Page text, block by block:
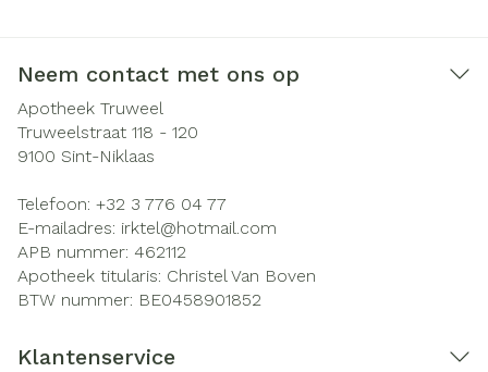
Neem contact met ons op
Apotheek Truweel
Truweelstraat 118 - 120
9100 Sint-Niklaas
Telefoon: +32 3 776 04 77
E-mailadres: irktel@hotmail.com
APB nummer: 462112
Apotheek titularis: Christel Van Boven
BTW nummer: BE0458901852
Klantenservice